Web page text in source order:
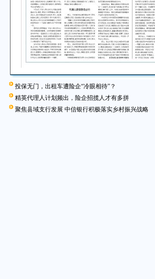
投保无门，出租车遭险企“冷眼相待”？
精英代理人计划频出，险企招揽人才有多拼
聚焦县域支行发展 中信银行积极落实乡村振兴战略